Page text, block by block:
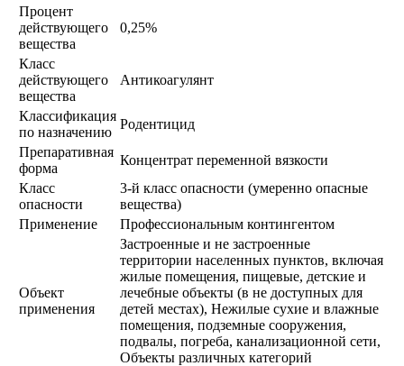
Процент
действующего
вещества
0,25%
Класс
действующего
вещества
Антикоагулянт
Классификация
по назначению
Родентицид
Препаративная
форма
Концентрат переменной вязкости
Класс
опасности
3-й класс опасности (умеренно опасные
вещества)
Применение
Профессиональным контингентом
Объект
применения
Застроенные и не застроенные
территории населенных пунктов, включая
жилые помещения, пищевые, детские и
лечебные объекты (в не доступных для
детей местах), Нежилые сухие и влажные
помещения, подземные сооружения,
подвалы, погреба, канализационной сети,
Объекты различных категорий